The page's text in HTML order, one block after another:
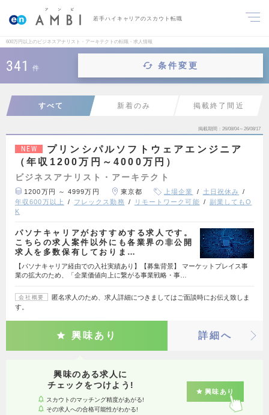
若手ハイキャリアのスカウト転職
600万円以上のビジネスアナリスト・アーキテクトの転職・求人情報
341 件 条件変更
すべて 新着のみ 掲載終了間近
掲載期間 26/08/04～26/08/17
NEW
プリンシパルソフトウェアエンジニア
（年収1200万円～4000万円）
ビジネスアナリスト・アーキテクト
1200万円 ～ 4999万円 東京都 上場企業
土日祝休み
年収600万以上
フレックス勤務 リモートワーク可能
副業してもO
K
パソナキャリアがおすすめする求人です。
こちらの求人案件以外にも各業界の非公開
求人を多数保有しておりま…
【パソナキャリア経由での入社実績あり】【募集背景】 マーケットプレイス事
業の拡大のため、「企業価値向上に繋がる事業戦略・事…
会社概要
匿名求人のため、求人詳細につきましてはご面談時にお伝え致しま
す。
興味あり 詳細へ
興味のある求人に
チェックをつけよう!
スカウトのマッチング精度があがる!
その求人への合格可能性がわかる!
興味あり